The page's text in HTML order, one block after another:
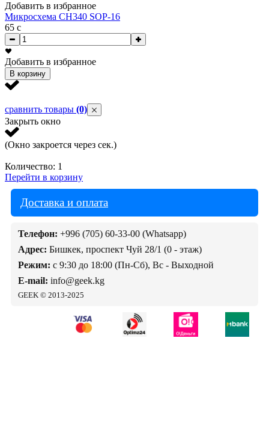
Добавить в избранное
Микросхема CH340 SOP-16
65 c
Добавить в избранное
В корзину
сравнить товары (0)
Закрыть окно
(Окно закроется через сек.)
Количество: 1
Перейти в корзину
Доставка и оплата
Телефон: +996 (705) 60-33-00 (Whatsapp)
Адрес: Бишкек, проспект Чуй 28/1 (0 - этаж)
Режим: с 9:30 до 18:00 (Пн-Сб), Вс - Выходной
E-mail: info@geek.kg
GEEK © 2013-2025